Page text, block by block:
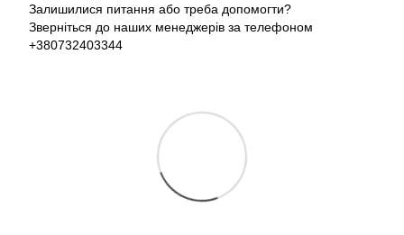
Залишилися питання або треба допомогти?
Зверніться до наших менеджерів за телефоном
+380732403344